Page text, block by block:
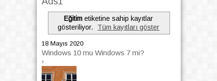
Eğitimetiketine sahip kayıtlar
gösteriliyor.
Tüm kayıtları göster
18 Mayıs 2020
Windows 10 mu Windows 7 mi?
›